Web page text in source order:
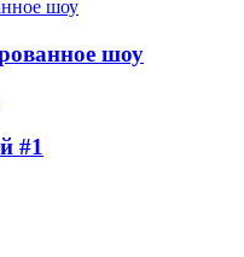
шоу
#1